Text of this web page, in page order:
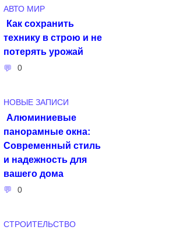
АВТО МИР
Как сохранить
технику в строю и не
потерять урожай
0
НОВЫЕ ЗАПИСИ
Алюминиевые
панорамные окна:
Современный стиль
и надежность для
вашего дома
0
СТРОИТЕЛЬСТВО